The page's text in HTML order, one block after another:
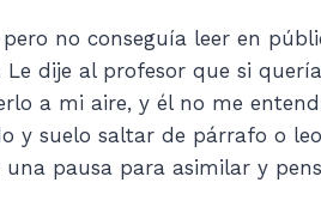
no conseguía leer en
dije al profesor que si
a mi aire, y él no me
y suelo saltar de párrafo o
una pausa para asimilar y